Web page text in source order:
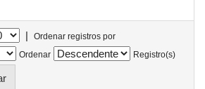
|
Ordenar registros por
Ordenar
Registro(s)